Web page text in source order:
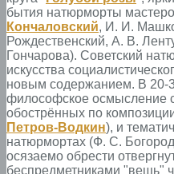
бытия натюрморты
Кончаловский, И. И.
Рождественский, А. В.
Гончарова). Советский
искусства
новым содержанием. В 20-
философское осмысление
обострённых по
Петров-Водкин), и
натюрмортах (Ф. С.
осязаемо обрести
беспредметниками "вещь"